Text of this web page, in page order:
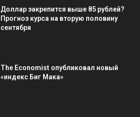
Доллар закрепится выше 85 рублей?
Прогноз курса на вторую половину
сентября
The Economist опубликовал новый
«индекс Биг Мака»